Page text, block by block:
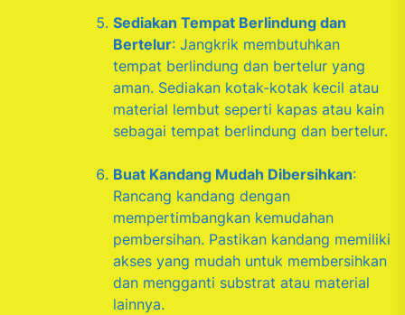
Sediakan Tempat Berlindung dan
Bertelur: Jangkrik membutuhkan
tempat berlindung dan bertelur yang
aman. Sediakan kotak-kotak kecil atau
material lembut seperti kapas atau kain
sebagai tempat berlindung dan bertelur.
Buat Kandang Mudah Dibersihkan:
Rancang kandang dengan
mempertimbangkan kemudahan
pembersihan. Pastikan kandang memiliki
akses yang mudah untuk membersihkan
dan mengganti substrat atau material
lainnya.